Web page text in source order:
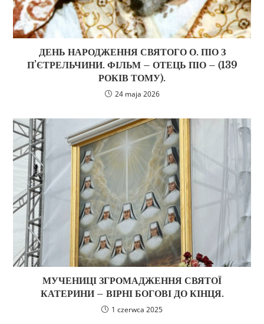
ДЕНЬ НАРОДЖЕННЯ СВЯТОГО О. ПІО З
П’ЄТРЕЛЬЧИНИ. ФІЛЬМ – ОТЕЦЬ ПІО – (139
РОКІВ ТОМУ).
24 maja 2026
МУЧЕНИЦІ ЗГРОМАДЖЕННЯ СВЯТОЇ
КАТЕРИНИ – ВІРНІ БОГОВІ ДО КІНЦЯ.
1 czerwca 2025